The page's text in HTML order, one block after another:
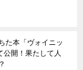
た本「ヴォイニッ
開！果たして人